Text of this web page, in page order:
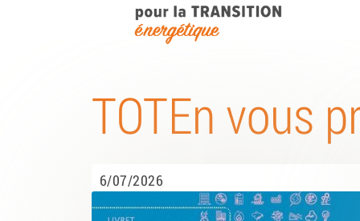
Territoires
pour la Transition
Energétique
TOTEn vous
6/07/2026